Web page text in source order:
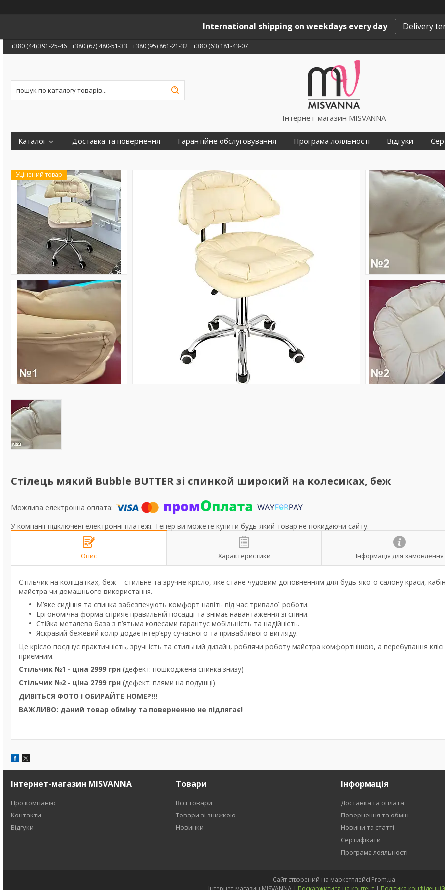
International shipping on weekdays every day Delivery
+380 (44) 391-25-46 +380 (67) 480-51-33 +380 (95) 861-21-32 +380 (63) 181-43-07
Інтернет-магазин MISVANNA
Каталог Доставка та повернення Гарантійне обслуговування Програма лояльності Відгуки
Уцінений товар
Стілець мякий Bubble BUTTER зі спинкой широкий на колесиках, беж
У компанії підключені електронні платежі. Тепер ви можете купити будь-який товар не покидаючи сайту.
Опис Характеристики Інформація для замовлення
Стільчик на коліщатках, беж – стильне та зручне крісло, яке стане чудовим доповненням для будь-якого салону краси,
майстра чи домашнього використання.
М’яке сидіння та спинка забезпечують комфорт навіть під час тривалої роботи.
Ергономічна форма сприяє правильній посадці та знімає навантаження зі спини.
Стійка металева база з п’ятьма колесами гарантує мобільність та надійність.
Яскравий бежевий колір додає інтер’єру сучасного та привабливого вигляду.
Це крісло поєднує практичність, зручність та стильний дизайн, роблячи роботу майстра комфортнішою, а перебування
приємним.
Стільчик №1 - ціна 2999 грн (дефект: пошкоджена спинка знизу)
Стільчик №2 - ціна 2799 грн (дефект: плями на подушці)
ДИВІТЬСЯ ФОТО І ОБИРАЙТЕ НОМЕР!!!
ВАЖЛИВО: даний товар обміну та поверненню не підлягає!
Інтернет-магазин MISVANNA
Про компанію
Контакти
Відгуки
Товари
Вссі товари
Товари зі знижкою
Новинки
Інформація
Доставка та оплата
Повернення та обмін
Новини та статті
Сертифікати
Програма лояльності
Сайт створений на маркетплейсі Prom.ua
Інтернет-магазин MISVANNA | Поскаржитися на контент | Політика